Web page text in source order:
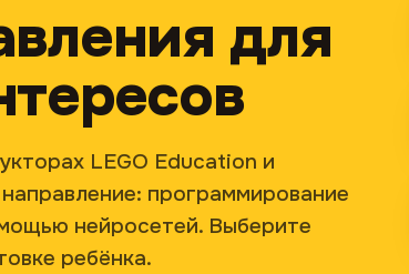
для
LEGO Education и
программирование
нейросетей. Выберите
ребёнка.